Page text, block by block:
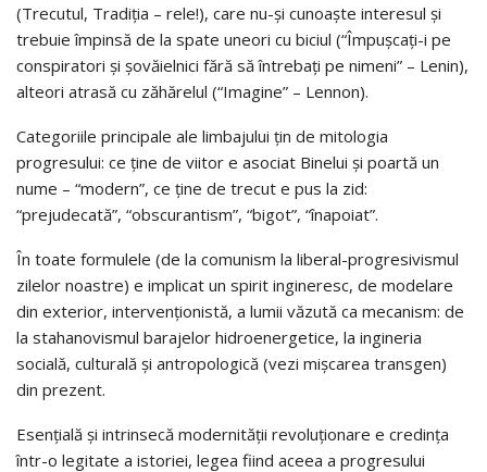
(Trecutul, Tradiția – rele!), care nu-și cunoaște interesul și
trebuie împinsă de la spate uneori cu biciul (“Împușcați-i pe
conspiratori și șovăielnici fără să întrebați pe nimeni” – Lenin),
alteori atrasă cu zăhărelul (“Imagine” – Lennon).
Categoriile principale ale limbajului țin de mitologia
progresului: ce ține de viitor e asociat Binelui și poartă un
nume – “modern”, ce ține de trecut e pus la zid:
“prejudecată”, “obscurantism”, “bigot”, “înapoiat”.
În toate formulele (de la comunism la liberal-progresivismul
zilelor noastre) e implicat un spirit ingineresc, de modelare
din exterior, intervenționistă, a lumii văzută ca mecanism: de
la stahanovismul barajelor hidroenergetice, la ingineria
socială, culturală și antropologică (vezi mișcarea transgen)
din prezent.
Esențială și intrinsecă modernității revoluționare e credința
într-o legitate a istoriei, legea fiind aceea a progresului